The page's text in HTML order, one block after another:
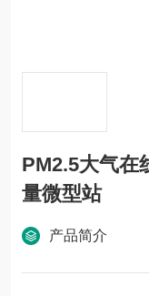
PM2.5大气在
量微型站
产品简介